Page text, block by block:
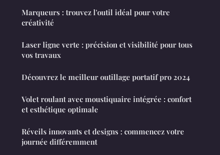
Marqueurs : trouvez l'outil idéal pour votre
créativité
Laser ligne verte : précision et visibilité pour tous
vos travaux
Découvrez le meilleur outillage portatif pro 2024
Volet roulant avec moustiquaire intégrée : confort
et esthétique optimale
Réveils innovants et designs : commencez votre
journée différemment